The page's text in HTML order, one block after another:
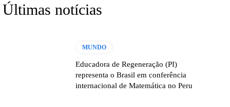
Últimas notícias
MUNDO
Educadora de Regeneração (PI)
representa o Brasil em conferência
internacional de Matemática no Peru